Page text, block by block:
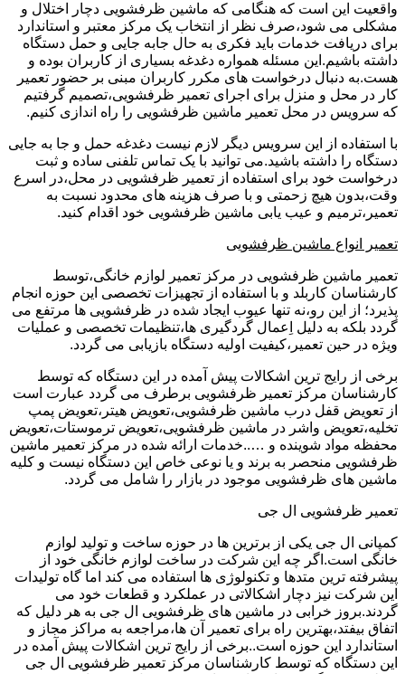
واقعیت این است که هنگامی که ماشین ظرفشویی دچار اختلال و
مشکلی می شود،صرف نظر از انتخاب یک مرکز معتبر و استاندارد
برای دریافت خدمات باید فکری به حال جابه جایی و حمل دستگاه
داشته باشیم.این مسئله همواره دغدغه بسیاری از کاربران بوده و
هست.به دنبال درخواست های مکرر کاربران مبنی بر حضور تعمیر
کار در محل و منزل برای اجرای تعمیر ظرفشویی،تصمیم گرفتیم
که سرویس در محل تعمیر ماشین ظرفشویی را راه اندازی کنیم.
با استفاده از این سرویس دیگر لازم نیست دغدغه حمل و جا به جایی
دستگاه را داشته باشید.می توانید با یک تماس تلفنی ساده و ثبت
درخواست خود برای استفاده از تعمیر ظرفشویی در محل،در اسرع
وقت،بدون هیچ زحمتی و با صرف هزینه های محدود نسبت به
تعمیر،ترمیم و عیب یابی ماشین ظرفشویی خود اقدام کنید.
تعمیر انواع ماشین ظرفشویی
تعمیر ماشین ظرفشویی در مرکز تعمیر لوازم خانگی،توسط
کارشناسان کاربلد و با استفاده از تجهیزات تخصصی این حوزه انجام
پذیرد؛ از این رو،نه تنها عیوب ایجاد شده در ظرفشویی ها مرتفع می
گردد بلکه به دلیل اِعمال گردگیری ها،تنظیمات تخصصی و عملیات
ویژه در حین تعمیر،کیفیت اولیه دستگاه بازیابی می گردد.
برخی از رایج ترین اشکالات پیش آمده در این دستگاه که توسط
کارشناسان مرکز تعمیر ظرفشویی برطرف می گردد عبارت است
از تعویض قفل درب ماشین ظرفشویی،تعویض هیتر،تعویض پمپ
تخلیه،تعویض واشر در ماشین ظرفشویی،تعویض ترموستات،تعویض
محفظه مواد شوینده و …..خدمات ارائه شده در مرکز تعمیر ماشین
ظرفشویی منحصر به برند و یا نوعی خاص این دستگاه نیست و کلیه
ماشین های ظرفشویی موجود در بازار را شامل می گردد.
تعمیر ظرفشویی ال جی
کمپانی ال جی یکی از برترین ها در حوزه ساخت و تولید لوازم
خانگی است.اگر چه این شرکت در ساخت لوازم خانگی خود از
پیشرفته ترین متدها و تکنولوژی ها استفاده می کند اما گاه تولیدات
این شرکت نیز دچار اشکالاتی در عملکرد و قطعات خود می
گردند.بروز خرابی در ماشین های ظرفشویی ال جی به هر دلیل که
اتفاق بیفتد،بهترین راه برای تعمیر آن ها،مراجعه به مراکز مجاز و
استاندارد این حوزه است..برخی از رایج ترین اشکالات پیش آمده در
این دستگاه که توسط کارشناسان مرکز تعمیر ظرفشویی ال جی